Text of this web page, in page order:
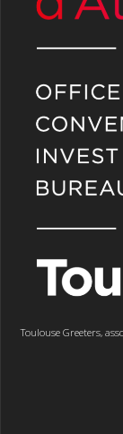
Toulouse Greeters,